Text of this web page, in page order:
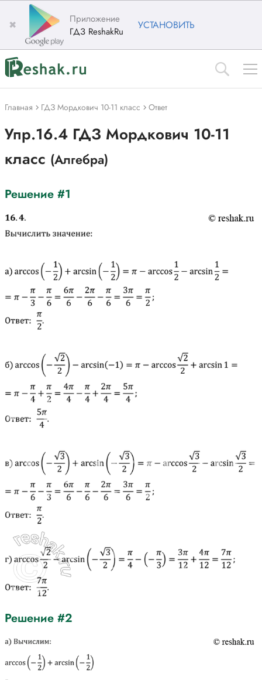
✖
Приложение
ГДЗ ReshakRu
УСТАНОВИТЬ
Главная ГДЗ Мордкович 10-11 класс Ответ
Упр.16.4 ГДЗ Мордкович 10-11
класс (Алгебра)
Решение #1
Решение #2